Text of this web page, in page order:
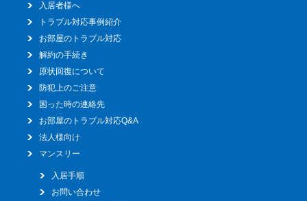
入居者様へ
トラブル対応事例紹介
お部屋のトラブル対応
解約の手続き
原状回復について
防犯上のご注意
困った時の連絡先
お部屋のトラブル対応Q&A
法人様向け
マンスリー
入居手順
お問い合わせ